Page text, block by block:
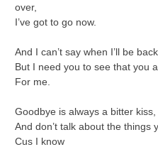
over,
I’ve got to go now.
And I can’t say when I’ll be
But I need you to see that you
For me.
Goodbye is always a bitter kiss,
And don’t talk about the things
Cus I know